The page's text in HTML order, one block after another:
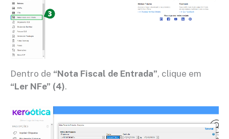
Dentro de “Nota Fiscal de Entrada”, clique em
“Ler NFe” (4).